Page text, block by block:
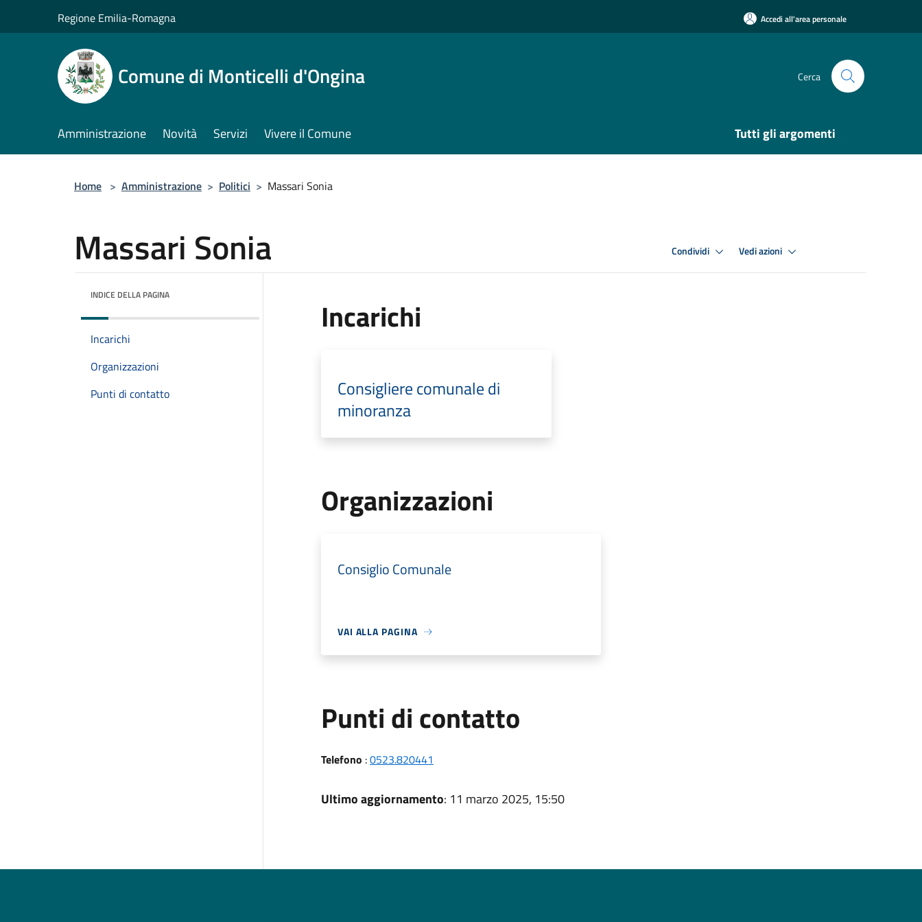
Regione Emilia-Romagna Accedi all'area personale
Comune di Monticelli d'Ongina Cerca
Amministrazione Novità Servizi Vivere il Comune Tutti gli argomenti
Home > Amministrazione > Politici > Massari Sonia
Massari Sonia Condividi Vedi azioni
INDICE DELLA PAGINA
Incarichi
Organizzazioni
Punti di contatto
Incarichi
Consigliere comunale di
minoranza
Organizzazioni
Consiglio Comunale
VAI ALLA PAGINA
Punti di contatto
Telefono :0523.820441
Ultimo aggiornamento: 11 marzo 2025, 15:50